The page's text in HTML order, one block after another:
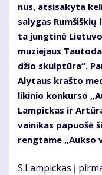
nus, at­si­sa­ky­ta
sa­ly­gas
ta jung­ti­nė
mu­zie­jaus
džio skulp­tū­ra“.
Aly­taus kraš­to
li­ki­nio kon­kur­so
Lam­pic­kas ir
vai­ni­kas pa­puo­šė
reng­ta­me „Auk­so
S.Lam­pic­kas į